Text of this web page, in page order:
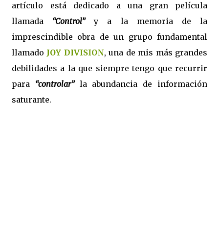
artículo está dedicado a una gran película
llamada “Control”y a la memoria de la
imprescindible obra de un grupo fundamental
llamado JOY DIVISION, una de mis más grandes
debilidades a la que siempre tengo que recurrir
para “controlar” la abundancia de información
saturante.